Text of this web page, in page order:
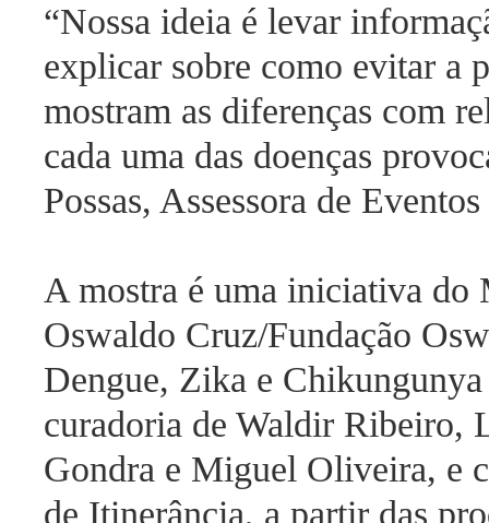
“Nossa ideia é levar
explicar sobre como evitar a
mostram as diferenças com
cada uma das doenças
Possas, Assessora de
A mostra é uma iniciativa do
Oswaldo Cruz/Fundação
Dengue, Zika e
curadoria de Waldir Ribeiro,
Gondra e Miguel Oliveira, e
de Itinerância, a partir das